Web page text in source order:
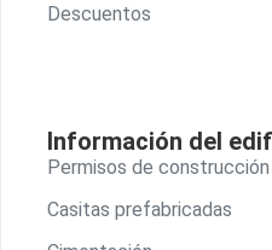
Descuentos
Información del
Permisos de construcción
Casitas prefabricadas